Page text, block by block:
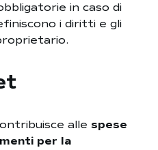
in caso di
i diritti e gli
alle spese
per la